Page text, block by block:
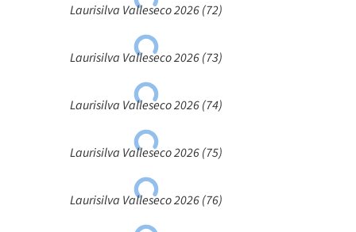
Laurisilva Valleseco 2026 (72)
Laurisilva Valleseco 2026 (73)
Laurisilva Valleseco 2026 (74)
Laurisilva Valleseco 2026 (75)
Laurisilva Valleseco 2026 (76)